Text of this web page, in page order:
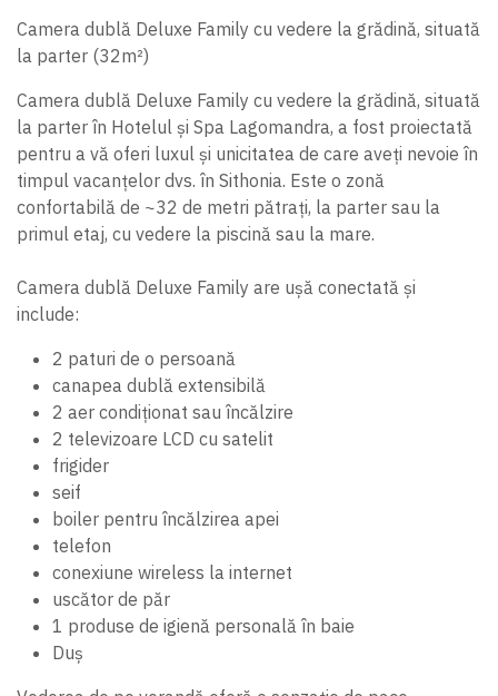
Camera dublă Deluxe Family cu vedere la grădină, situată
la parter (32m²)
Camera dublă Deluxe Family cu vedere la grădină, situată
la parter în Hotelul și Spa Lagomandra, a fost proiectată
pentru a vă oferi luxul și unicitatea de care aveți nevoie în
timpul vacanțelor dvs. în Sithonia. Este o zonă
confortabilă de ~32 de metri pătrați, la parter sau la
primul etaj, cu vedere la piscină sau la mare.
Camera dublă Deluxe Family are ușă conectată și
include:
2 paturi de o persoană
canapea dublă extensibilă
2 aer condiționat sau încălzire
2 televizoare LCD cu satelit
frigider
seif
boiler pentru încălzirea apei
telefon
conexiune wireless la internet
uscător de păr
1 produse de igienă personală în baie
Duș